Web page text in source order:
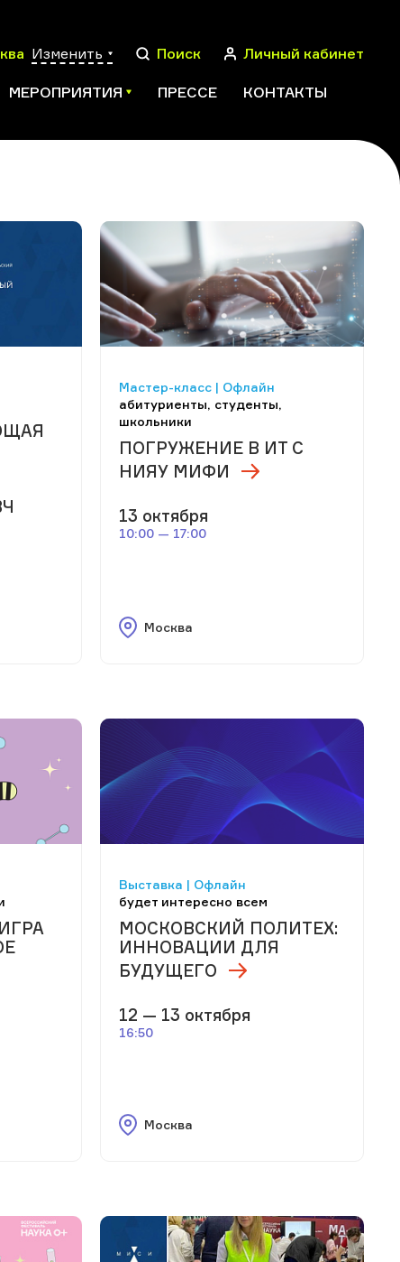
Изменить Поиск Личный кабинет
МЕРОПРИЯТИЯ ПРЕССЕ КОНТАКТЫ
Мастер-класс | Офлайн
абитуриенты, студенты,
школьники
ПОГРУЖЕНИЕ В ИТ С
НИЯУ МИФИ
13 октября
10:00 — 17:00
Москва
Выставка | Офлайн
будет интересно всем
МОСКОВСКИЙ ПОЛИТЕХ:
ИННОВАЦИИ ДЛЯ
БУДУЩЕГО
12 — 13 октября
16:50
Москва